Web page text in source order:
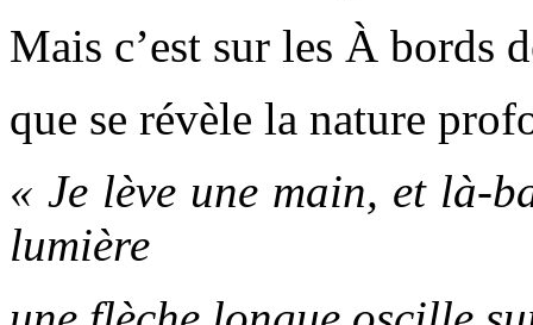
Mais c’est sur les À bords
que se révèle la nature
« Je lève une main, et là-
lumière